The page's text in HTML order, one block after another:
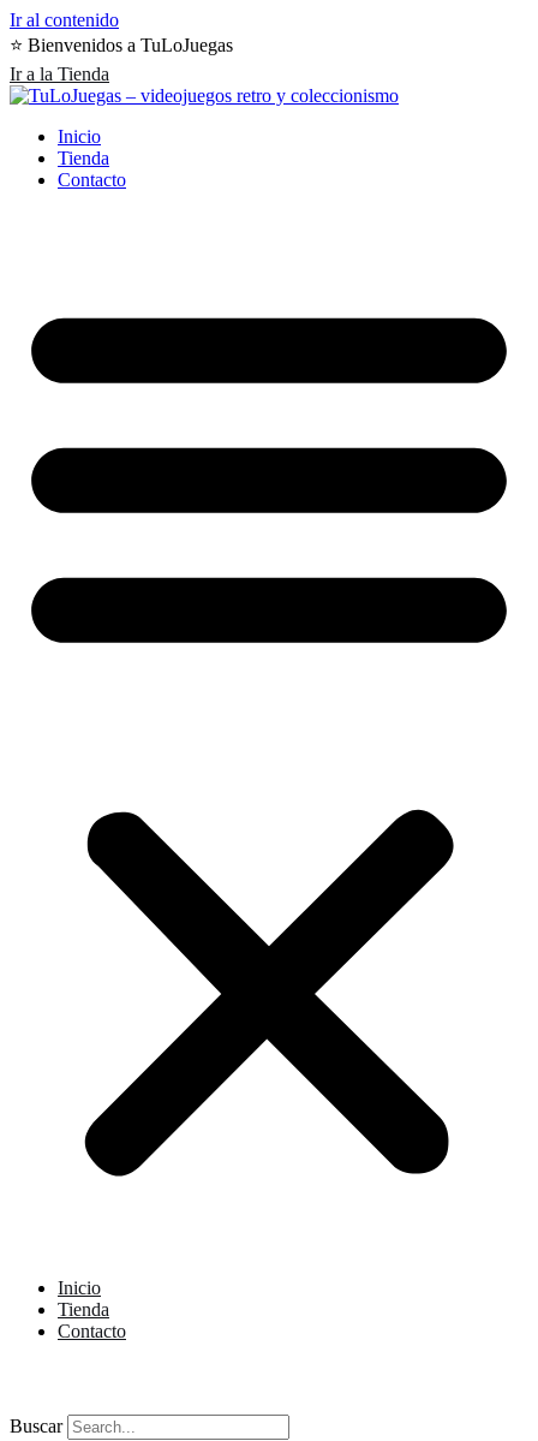
Ir al contenido
⭐️ Bienvenidos a TuLoJuegas
Ir a la Tienda
Inicio
Tienda
Contacto
Inicio
Tienda
Contacto
Buscar